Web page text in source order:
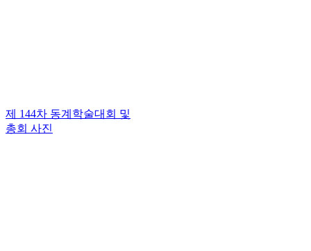
제 144차 동계학술대회 및
총회 사진